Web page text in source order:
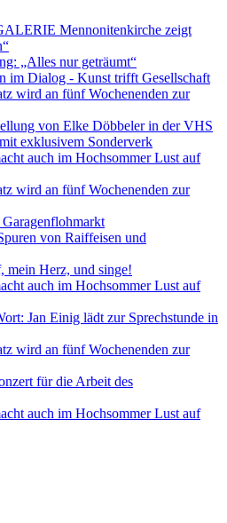
Mennonitenkirche zeigt
„Alles nur geträumt“
im Dialog - Kunst trifft Gesellschaft
wird an fünf Wochenenden zur
von Elke Döbbeler in der VHS
exklusivem Sonderverk
auch im Hochsommer Lust auf
wird an fünf Wochenenden zur
von Raiffeisen und
mein Herz, und singe!
auch im Hochsommer Lust auf
Jan Einig lädt zur Sprechstunde in
wird an fünf Wochenenden zur
für die Arbeit des
auch im Hochsommer Lust auf